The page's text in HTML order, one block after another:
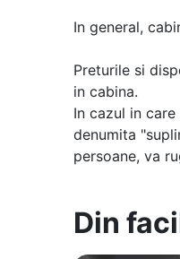
In general,
Preturile si
in cabina.
In cazul in
denumita
persoane, va
Din